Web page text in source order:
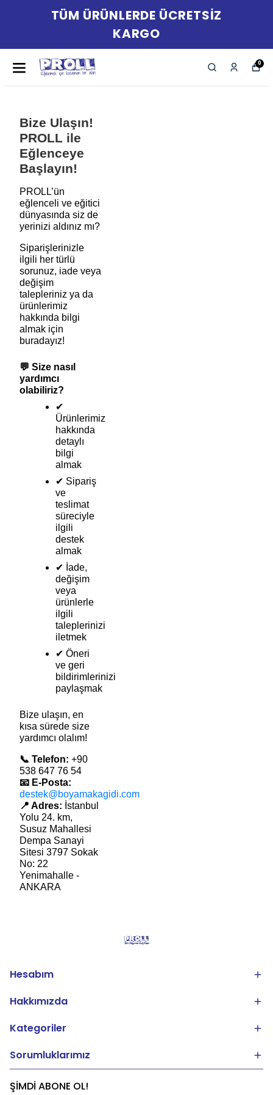
TÜM ÜRÜNLERDE ÜCRETSİZ
KARGO
0
Bize Ulaşın!
PROLL ile
Eğlenceye
Başlayın!
PROLL’ün
eğlenceli ve eğitici
dünyasında siz de
yerinizi aldınız mı?
Siparişlerinizle
ilgili her türlü
sorunuz, iade veya
değişim
talepleriniz ya da
ürünlerimiz
hakkında bilgi
almak için
buradayız!
💬 Size nasıl
yardımcı
olabiliriz?
✔
Ürünlerimiz
hakkında
detaylı
bilgi
almak
✔ Sipariş
ve
teslimat
süreciyle
ilgili
destek
almak
✔ İade,
değişim
veya
ürünlerle
ilgili
taleplerinizi
iletmek
✔ Öneri
ve geri
bildirimlerinizi
paylaşmak
Bize ulaşın, en
kısa sürede size
yardımcı olalım!
📞 Telefon: +90
538 647 76 54
📧 E-Posta:
destek@boyamakagidi.com
📍 Adres: İstanbul
Yolu 24. km,
Susuz Mahallesi
Dempa Sanayi
Sitesi 3797 Sokak
No: 22
Yenimahalle -
ANKARA
Hesabım
Hakkımızda
Kategoriler
Sorumluklarımız
ŞİMDİ ABONE OL!